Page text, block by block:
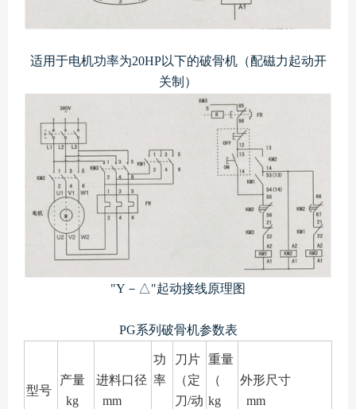
适用于电机功率为20HP以下的破骨机（配磁力起动开
关制）
"Y－ △"起动接线原理图
PG系列破骨机参数表
型号
产量
kg
进料口径
mm
功
率
刀片
（定
刀/动
重量
（
kg
外形尺寸
mm